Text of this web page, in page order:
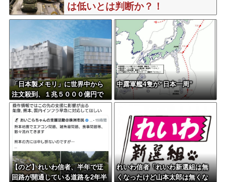
は低いとは判断か？！
「日本製メモリ」に世界中から
注文殺到、１兆５０００億円で
工場増築へ
中露軍艦4隻が“日本一周”
【のど】れいわ信者、半年で迂
回路が開通している道路を2年半
れいわ信者「れいわ新選組は無
くなったけど山本太郎は無くな